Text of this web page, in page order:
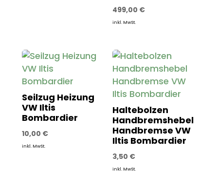
499,00 €
inkl. MwSt.
Seilzug Heizung
VW Iltis
Bombardier
10,00 €
inkl. MwSt.
Haltebolzen
Handbremshebel
Handbremse VW
Iltis Bombardier
3,50 €
inkl. MwSt.